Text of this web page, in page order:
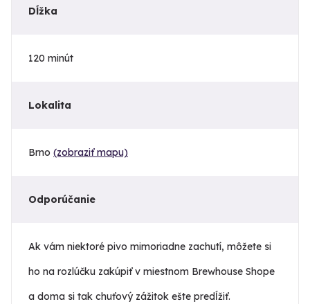
Dĺžka
120 minút
Lokalita
Brno (zobraziť mapu)
Odporúčanie
Ak vám niektoré pivo mimoriadne zachutí, môžete si
ho na rozlúčku zakúpiť v miestnom Brewhouse Shope
a doma si tak chuťový zážitok ešte predĺžiť.